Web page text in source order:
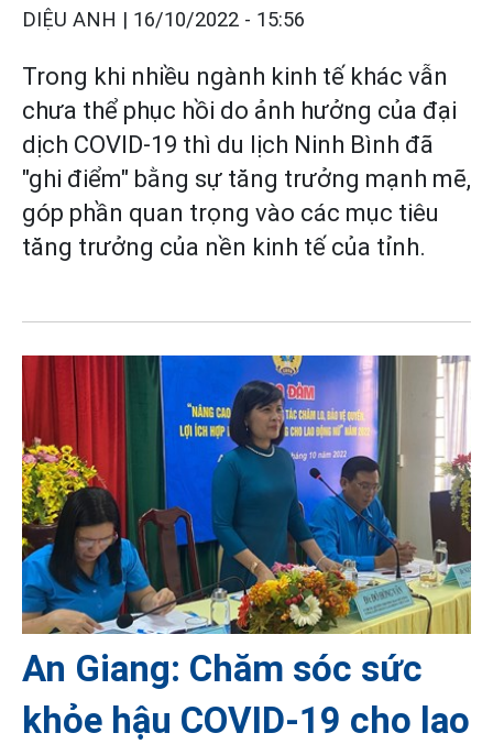
DIỆU ANH | 16/10/2022 - 15:56
Trong khi nhiều ngành kinh tế khác vẫn
chưa thể phục hồi do ảnh hưởng của đại
dịch COVID-19 thì du lịch Ninh Bình đã
"ghi điểm" bằng sự tăng trưởng mạnh mẽ,
góp phần quan trọng vào các mục tiêu
tăng trưởng của nền kinh tế của tỉnh.
An Giang: Chăm sóc sức
khỏe hậu COVID-19 cho lao